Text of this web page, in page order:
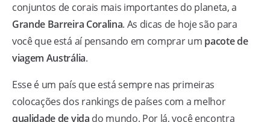
conjuntos de corais mais importantes do planeta, a
Grande Barreira Coralina. As dicas de hoje são para
você que está aí pensando em comprar um pacote de
viagem Austrália.
Esse é um país que está sempre nas primeiras
colocações dos rankings de países com a melhor
qualidade de vida do mundo. Por lá, você encontra